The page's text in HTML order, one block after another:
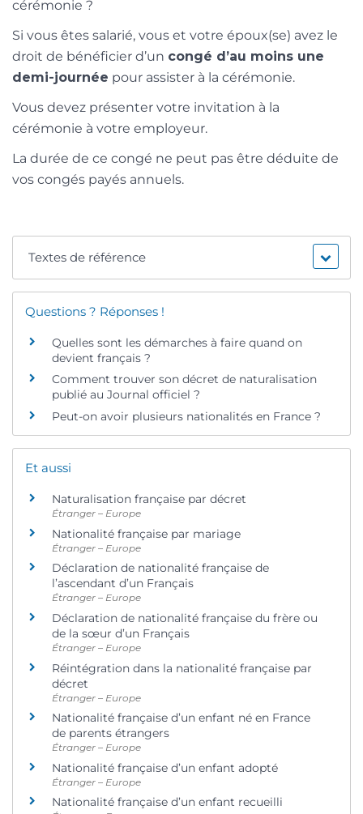
cérémonie ?
Si vous êtes salarié, vous et votre époux(se) avez le
droit de bénéficier d’un congé d’au moins une
demi-journée pour assister à la cérémonie.
Vous devez présenter votre invitation à la
cérémonie à votre employeur.
La durée de ce congé ne peut pas être déduite de
vos congés payés annuels.
Textes de référence
Questions ? Réponses !
Quelles sont les démarches à faire quand on
devient français ?
Comment trouver son décret de naturalisation
publié au Journal officiel ?
Peut-on avoir plusieurs nationalités en France ?
Et aussi
Naturalisation française par décret
Étranger – Europe
Nationalité française par mariage
Étranger – Europe
Déclaration de nationalité française de
l’ascendant d’un Français
Étranger – Europe
Déclaration de nationalité française du frère ou
de la sœur d’un Français
Étranger – Europe
Réintégration dans la nationalité française par
décret
Étranger – Europe
Nationalité française d’un enfant né en France
de parents étrangers
Étranger – Europe
Nationalité française d’un enfant adopté
Étranger – Europe
Nationalité française d’un enfant recueilli